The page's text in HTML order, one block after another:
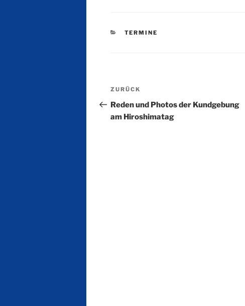
KATEGORIEN
TERMINE
Beitragsnavigation
Vorheriger
Beitrag
ZURÜCK
Reden und Photos der Kundgebung
am Hiroshimatag